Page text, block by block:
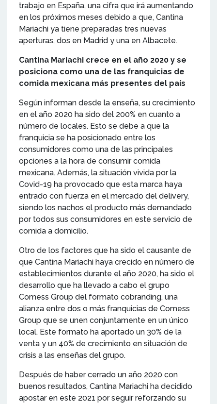
trabajo en España, una cifra que irá aumentando
en los próximos meses debido a que, Cantina
Mariachi ya tiene preparadas tres nuevas
aperturas, dos en Madrid y una en Albacete.
Cantina Mariachi crece en el año 2020 y se
posiciona como una de las franquicias de
comida mexicana más presentes del país
Según informan desde la enseña, su crecimiento
en el año 2020 ha sido del 200% en cuanto a
número de locales. Esto se debe a que la
franquicia se ha posicionado entre los
consumidores como una de las principales
opciones a la hora de consumir comida
mexicana. Además, la situación vivida por la
Covid-19 ha provocado que esta marca haya
entrado con fuerza en el mercado del delivery,
siendo los nachos el producto más demandado
por todos sus consumidores en este servicio de
comida a domicilio.
Otro de los factores que ha sido el causante de
que Cantina Mariachi haya crecido en número de
establecimientos durante el año 2020, ha sido el
desarrollo que ha llevado a cabo el grupo
Comess Group del formato cobranding, una
alianza entre dos o más franquicias de Comess
Group que se unen conjuntamente en un único
local. Este formato ha aportado un 30% de la
venta y un 40% de crecimiento en situación de
crisis a las enseñas del grupo.
Después de haber cerrado un año 2020 con
buenos resultados, Cantina Mariachi ha decidido
apostar en este 2021 por seguir reforzando su